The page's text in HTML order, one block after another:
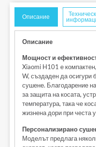
Описание
Описание
Мощност и
Xiaomi H101 е
W, създаден да
сушене. Благодарение
за защита на косата,
температура, така че
жизнена дори при честа
Персонализирано
Моделът предлага